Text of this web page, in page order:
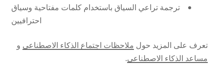
ترجمة تراعي السياق باستخدام كلمات مفتاحية وسياق
احترافيين
تعرف على المزيد حول ملاحظات اجتماع الذكاء الاصطناعي و
مساعد الذكاء الاصطناعي.